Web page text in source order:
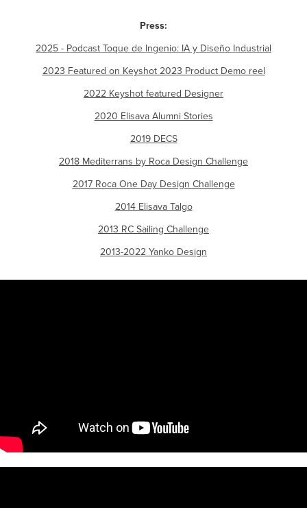
Press:
2025 - Podcast Toque de Ingenio: IA y Diseño Industrial
2023 Featured on Keyshot 2023 Product Demo reel
2022 Keyshot featured Designer
2020 Elisava Alumni Stories
2019 DECS
2018 Mediterrans by Roca Design Challenge
2017 Roca One Day Design Challenge
2014 Elisava Talgo
2013 RC Sailing Challenge
2013-2022 Yanko Design